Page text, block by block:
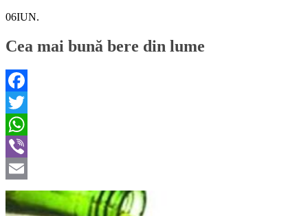
06IUN.
Cea mai bună bere din lume
Facebook
Twitter
WhatsApp
Viber
Email